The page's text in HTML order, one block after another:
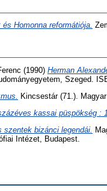
és Homonna reformátiója.
(1990) Herman
Szeged.
Kincsestár (71.).
kassai püspökség :
szentek bizánci legendái.
Intézet, Budapest.